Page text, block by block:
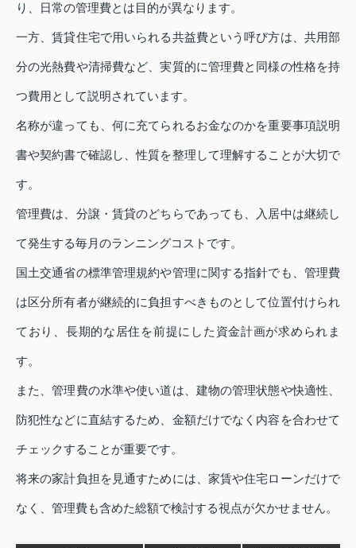
り、日常の管理費とは目的が異なります。
一方、賃貸住宅で用いられる共益費という呼び方は、共用部
分の光熱費や清掃費など、実質的に管理費と同様の性格を持
つ費用として説明されています。
名称が違っても、何に充てられるお金なのかを重要事項説明
書や契約書で確認し、性質を整理して理解することが大切で
す。
管理費は、分譲・賃貸のどちらであっても、入居中は継続し
て発生する毎月のランニングコストです。
国土交通省の標準管理規約や管理に関する指針でも、管理費
は区分所有者が継続的に負担すべきものとして位置付けられ
ており、長期的な居住を前提にした資金計画が求められま
す。
また、管理費の水準や使い道は、建物の管理状態や快適性、
防犯性などに直結するため、金額だけでなく内容を合わせて
チェックすることが重要です。
将来の家計負担を見通すためには、家賃や住宅ローンだけで
なく、管理費も含めた総額で検討する視点が欠かせません。